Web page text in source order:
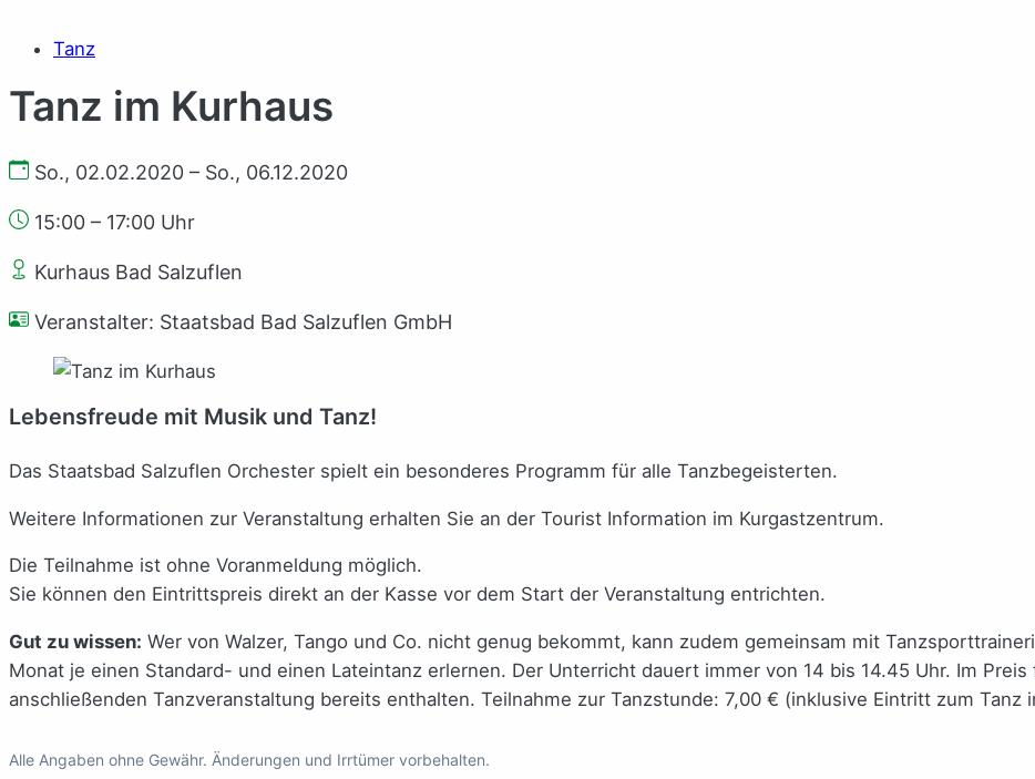
Tanz
Tanz im Kur­haus
So., 02.02.2020 – So., 06.12.2020
15:00 – 17:00 Uhr
Kurhaus Bad Salzuflen
Veranstalter: Staatsbad Bad Salzuflen GmbH
Lebensfreude mit Musik und Tanz!
Das Staatsbad Salzuflen Orchester spielt ein besonderes Programm für alle Tanzbegeisterten.
Weitere Informationen zur Veranstaltung erhalten Sie an der Tourist Information im Kurgastzentrum.
Die Teilnahme ist ohne Voranmeldung möglich.
Sie können den Eintrittspreis direkt an der Kasse vor dem Start der Veranstaltung entrichten.
Gut zu wissen: Wer von Walzer, Tango und Co. nicht genug bekommt, kann zudem gemeinsam mit
Monat je einen Standard- und einen Lateintanz erlernen. Der Unterricht dauert immer von 14 bis 14.45 Uhr. Im
anschließenden Tanzveranstaltung bereits enthalten. Teilnahme zur Tanzstunde: 7,00 € (inklusive Eintritt zum Tanz
Alle Angaben ohne Gewähr. Änderungen und Irrtümer vorbehalten.